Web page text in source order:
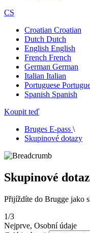
CS
Croatian Croatian
Dutch Dutch
English English
French French
German German
Italian Italian
Portuguese
Spanish Spanish
Koupit teď
Bruges E-pass \
Skupinové dotazy
Skupinové
Přijíždíte do Brugge jako
1/3
Nejprve, Osobní údaje